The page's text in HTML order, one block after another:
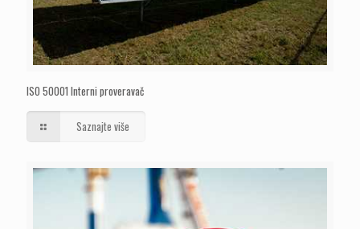
ISO 50001 Interni proveravač
Saznajte više